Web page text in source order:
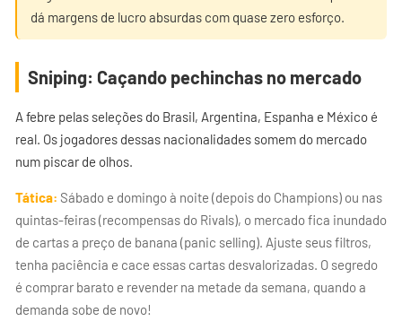
dá margens de lucro absurdas com quase zero esforço.
Sniping: Caçando pechinchas no mercado
A febre pelas seleções do Brasil, Argentina, Espanha e México é
real. Os jogadores dessas nacionalidades somem do mercado
num piscar de olhos.
Tática: Sábado e domingo à noite (depois do Champions) ou nas
quintas-feiras (recompensas do Rivals), o mercado fica inundado
de cartas a preço de banana (panic selling). Ajuste seus filtros,
tenha paciência e cace essas cartas desvalorizadas. O segredo
é comprar barato e revender na metade da semana, quando a
demanda sobe de novo!